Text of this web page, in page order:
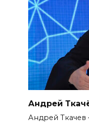
Андрей
Андрей Ткачев